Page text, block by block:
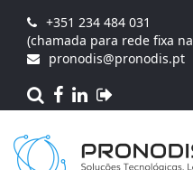
+351 234 484 031
(chamada para rede fixa
pronodis@pronodis.pt